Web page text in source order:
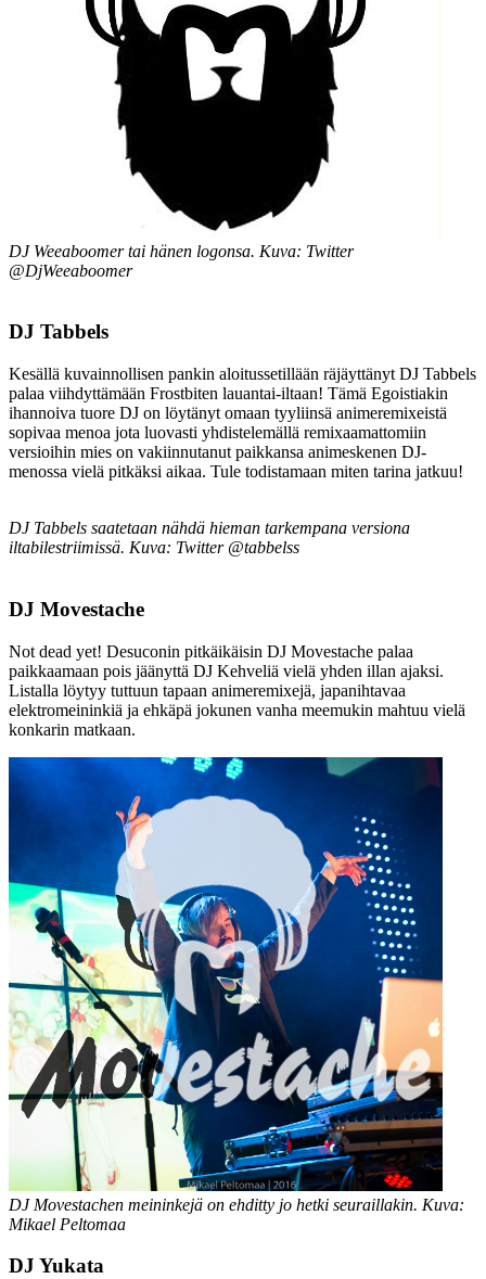
DJ Weeaboomer tai hänen logonsa. Kuva: Twitter
@DjWeeaboomer
DJ Tabbels
Kesällä kuvainnollisen pankin aloitussetillään räjäyttänyt DJ Tabbels
palaa viihdyttämään Frostbiten lauantai-iltaan! Tämä Egoistiakin
ihannoiva tuore DJ on löytänyt omaan tyyliinsä animeremixeistä
sopivaa menoa jota luovasti yhdistelemällä remixaamattomiin
versioihin mies on vakiinnutanut paikkansa animeskenen DJ-
menossa vielä pitkäksi aikaa. Tule todistamaan miten tarina jatkuu!
DJ Tabbels saatetaan nähdä hieman tarkempana versiona
iltabilestriimissä. Kuva: Twitter @tabbelss
DJ Movestache
Not dead yet! Desuconin pitkäikäisin DJ Movestache palaa
paikkaamaan pois jäänyttä DJ Kehveliä vielä yhden illan ajaksi.
Listalla löytyy tuttuun tapaan animeremixejä, japanihtavaa
elektromeininkiä ja ehkäpä jokunen vanha meemukin mahtuu vielä
konkarin matkaan.
DJ Movestachen meininkejä on ehditty jo hetki seuraillakin. Kuva:
Mikael Peltomaa
DJ Yukata